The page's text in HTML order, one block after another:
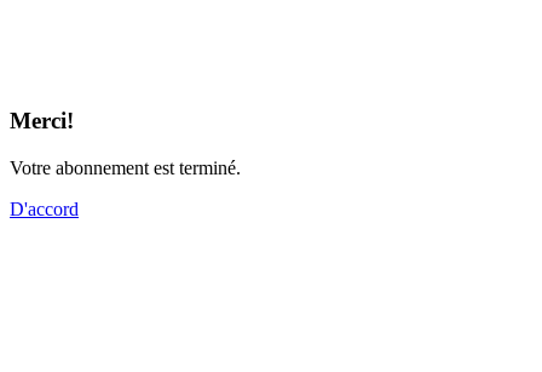
Merci!
Votre abonnement est terminé.
D'accord